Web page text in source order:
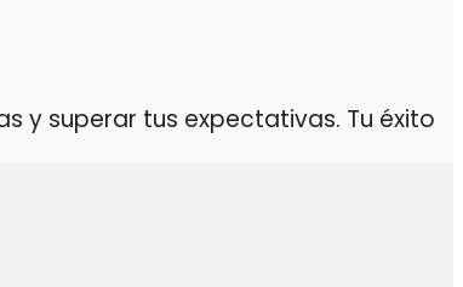
y superar tus expectativas. Tu éxito